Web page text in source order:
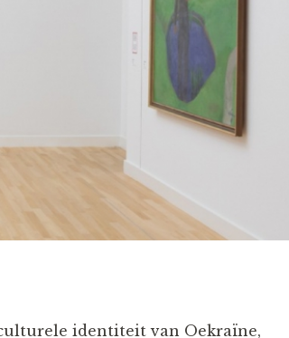
identiteit van Oekraïne,